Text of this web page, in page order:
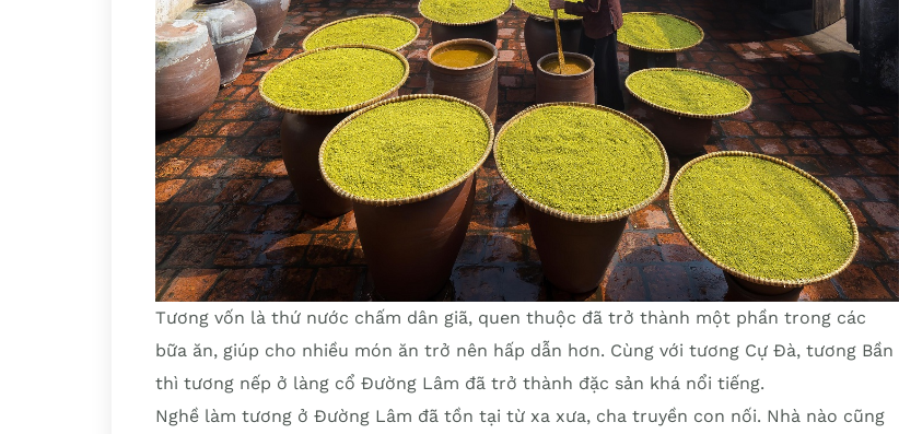
Tương vốn là thứ nước chấm dân giã, quen thuộc đã trở thành một phần trong các
bữa ăn, giúp cho nhiều món ăn trở nên hấp dẫn hơn. Cùng với tương Cự Đà, tương Bần
thì tương nếp ở làng cổ Đường Lâm đã trở thành đặc sản khá nổi tiếng.
Nghề làm tương ở Đường Lâm đã tồn tại từ xa xưa, cha truyền con nối. Nhà nào cũng